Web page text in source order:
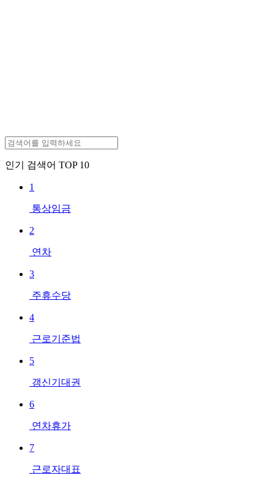
인기 검색어 TOP 10
1
통상임금
2
연차
3
주휴수당
4
근로기준법
5
갱신기대권
6
연차휴가
7
근로자대표